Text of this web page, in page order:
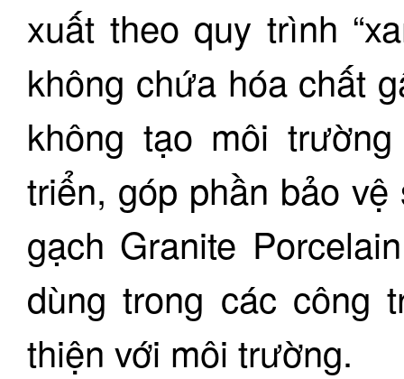
xuất theo quy trình
không chứa hóa chất
không tạo môi
triển, góp phần bảo
gạch Granite
dùng trong các công
thiện với môi trường.